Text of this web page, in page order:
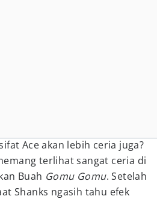
Ace akan lebih ceria juga?
terlihat sangat ceria di
Buah Gomu Gomu. Setelah
Shanks ngasih tahu efek